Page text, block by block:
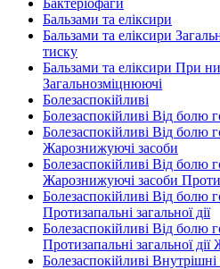
Бактеріофаги
Бальзами та еліксири
Бальзами та еліксири
тиску
Бальзами та еліксири При
Загальнозміцнюючі
Болезаспокійливі
Болезаспокійливі Від болю
Болезаспокійливі Від болю
Жарознижуючі засоби
Болезаспокійливі Від болю
Жарознижуючі засоби
Болезаспокійливі Від болю
Протизапальні загальної дії
Болезаспокійливі Від болю
Протизапальні загальної
Болезаспокійливі